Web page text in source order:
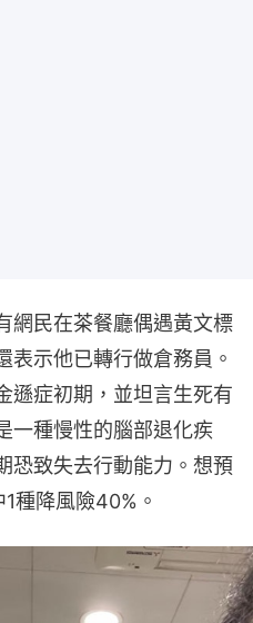
網民在茶餐廳偶遇黃文標
表示他已轉行做倉務員。
遜症初期，並坦言生死有
一種慢性的腦部退化疾
恐致失去行動能力。想預
種降風險40%。